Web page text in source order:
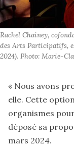
Rachel Chainey,
des Arts Participatifs,
2024). Photo: Marie-
« Nous avons
elle. Cette
organismes
déposé sa
mars 2024.